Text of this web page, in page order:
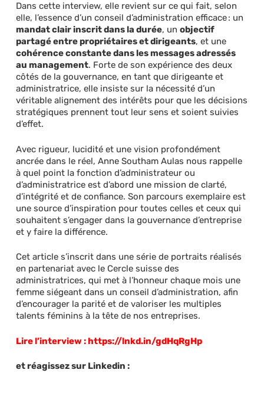
Dans cette interview, elle revient sur ce qui fait, selon
elle, l’essence d’un conseil d’administration efficace : un
mandat clair inscrit dans la durée, un objectif
partagé entre propriétaires et dirigeants, et une
cohérence constante dans les messages adressés
au management. Forte de son expérience des deux
côtés de la gouvernance, en tant que dirigeante et
administratrice, elle insiste sur la nécessité d’un
véritable alignement des intérêts pour que les décisions
stratégiques prennent tout leur sens et soient suivies
d’effet.
Avec rigueur, lucidité et une vision profondément
ancrée dans le réel, Anne Southam Aulas nous rappelle
à quel point la fonction d’administrateur ou
d’administratrice est d’abord une mission de clarté,
d’intégrité et de confiance. Son parcours exemplaire est
une source d’inspiration pour toutes celles et ceux qui
souhaitent s’engager dans la gouvernance d’entreprise
et y faire la différence.
Cet article s’inscrit dans une série de portraits réalisés
en partenariat avec le Cercle suisse des
administratrices, qui met à l’honneur chaque mois une
femme siégeant dans un conseil d’administration, afin
d’encourager la parité et de valoriser les multiples
talents féminins à la tête de nos entreprises.
Lire l’interview :https://lnkd.in/gdHqRgHp
et réagissez sur Linkedin :